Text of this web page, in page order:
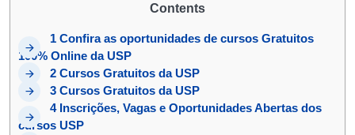
Contents
1 Confira as oportunidades de cursos Gratuitos
100% Online da USP
2 Cursos Gratuitos da USP
3 Cursos Gratuitos da USP
4Inscrições, Vagas e Oportunidades Abertas dos
cursos USP